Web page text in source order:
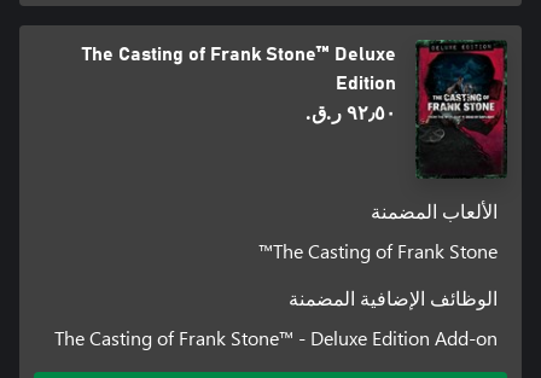
The Casting of Frank Stone™ Deluxe
Edition
٩٢٫٥٠ ر.ق.‏
الألعاب المضمنة
The Casting of Frank Stone™
الوظائف الإضافية المضمنة
The Casting of Frank Stone™ - Deluxe Edition Add-on